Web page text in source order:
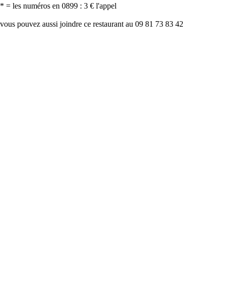
* = les numéros en 0899 : 3 € l'appel
vous pouvez aussi joindre ce restaurant au 09 81 73 83 42